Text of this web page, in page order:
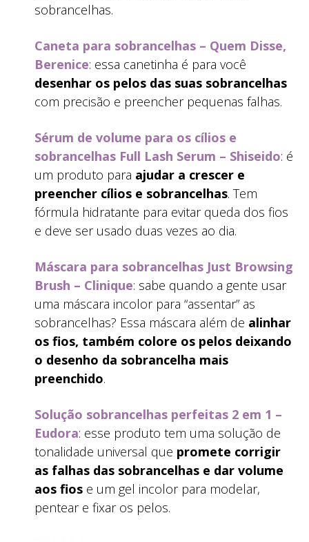
sobrancelhas.
Caneta para sobrancelhas – Quem Disse,
Berenice: essa canetinha é para você
desenhar os pelos das suas sobrancelhas
com precisão e preencher pequenas falhas.
Sérum de volume para os cílios e
sobrancelhas Full Lash Serum – Shiseido: é
um produto para ajudar a crescer e
preencher cílios e sobrancelhas. Tem
fórmula hidratante para evitar queda dos fios
e deve ser usado duas vezes ao dia.
Máscara para sobrancelhas Just Browsing
Brush – Clinique: sabe quando a gente usar
uma máscara incolor para “assentar” as
sobrancelhas? Essa máscara além de alinhar
os fios, também colore os pelos deixando
o desenho da sobrancelha mais
preenchido.
Solução sobrancelhas perfeitas 2 em 1 –
Eudora: esse produto tem uma solução de
tonalidade universal que promete corrigir
as falhas das sobrancelhas e dar volume
aos fios e um gel incolor para modelar,
pentear e fixar os pelos.